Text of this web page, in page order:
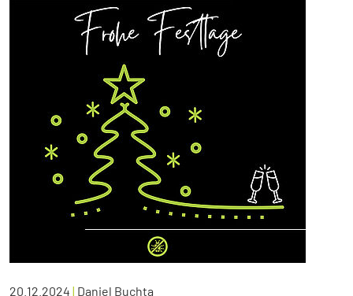
20.12.2024 | Daniel Buchta